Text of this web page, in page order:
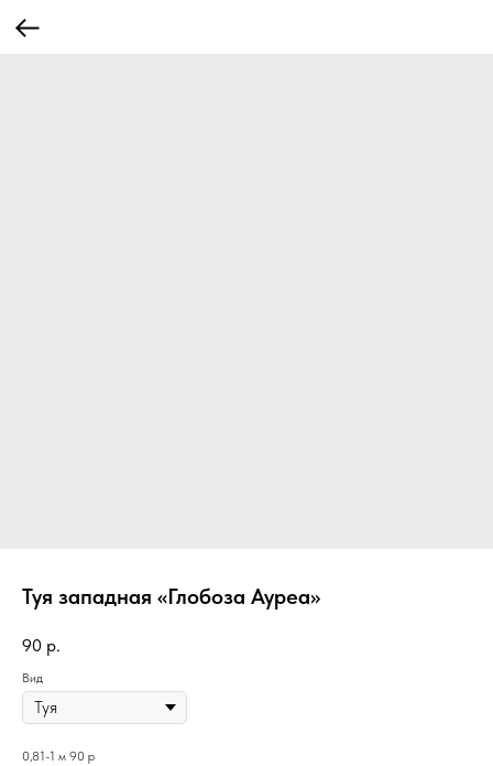
Туя западная «Глобоза Ауреа»
90 р.
Вид
0,81-1 м 90 р